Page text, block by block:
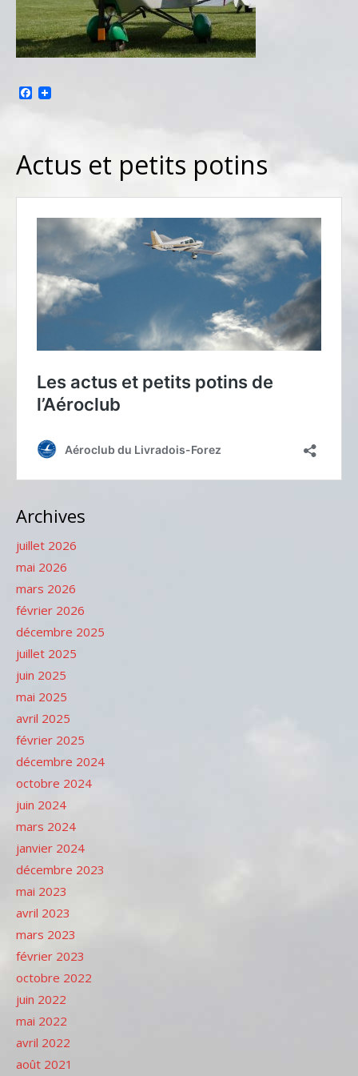
Facebook
Actus et petits potins
Archives
juillet 2026
mai 2026
mars 2026
février 2026
décembre 2025
juillet 2025
juin 2025
mai 2025
avril 2025
février 2025
décembre 2024
octobre 2024
juin 2024
mars 2024
janvier 2024
décembre 2023
mai 2023
avril 2023
mars 2023
février 2023
octobre 2022
juin 2022
mai 2022
avril 2022
août 2021